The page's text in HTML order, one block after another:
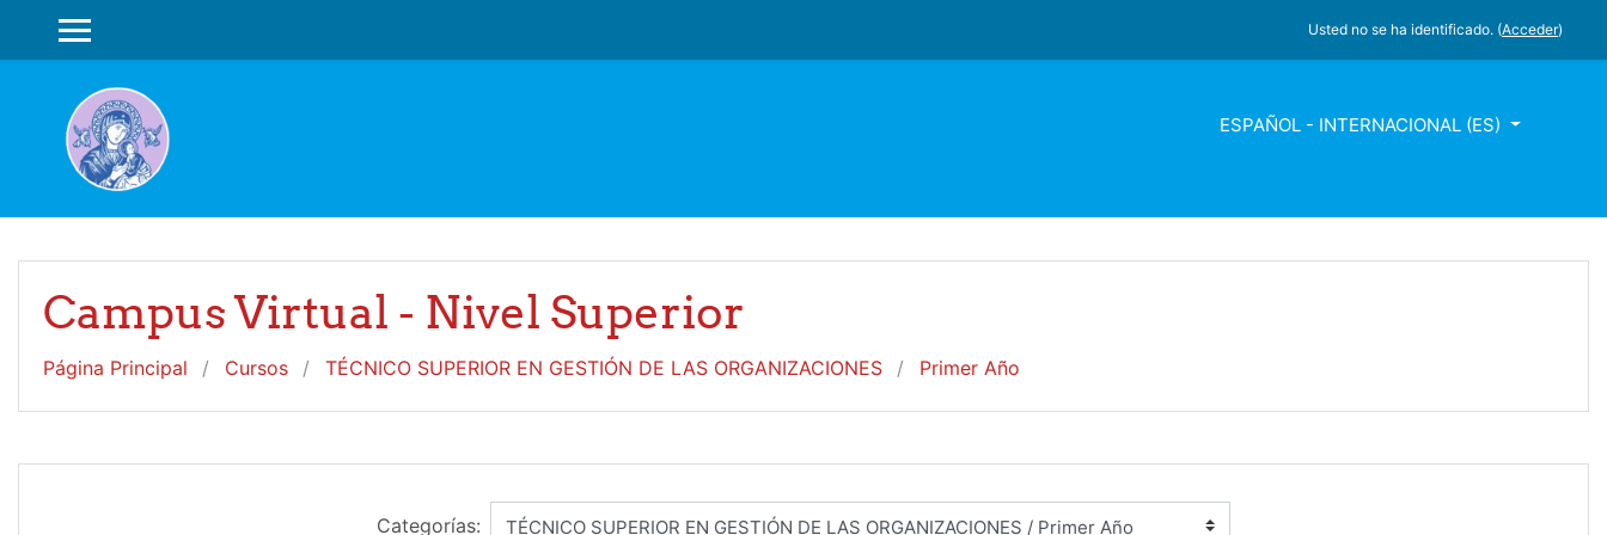
PANEL LATERAL
Usted no se ha identificado. (Acceder)
ESPAÑOL - INTERNACIONAL ‎(ES)‎
Campus Virtual - Nivel Superior
Página Principal Cursos TÉCNICO SUPERIOR EN GESTIÓN DE LAS ORGANIZACIONES Primer Año
Categorías: